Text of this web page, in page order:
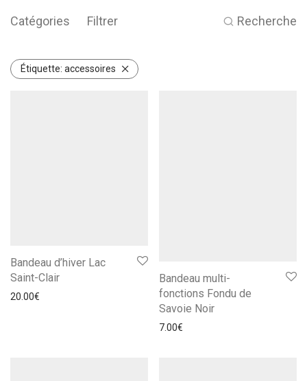
Catégories Filtrer Recherche
Étiquette: accessoires
Bandeau d’hiver Lac
Saint-Clair
20.00€
Bandeau multi-
fonctions Fondu de
Savoie Noir
7.00€